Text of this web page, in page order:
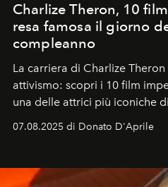
Charlize Theron, 10
resa famosa il giorno
compleanno
La carriera di Charlize
attivismo: scopri i 10 film
una delle attrici più iconiche
07.08.2025 di Donato D'Aprile